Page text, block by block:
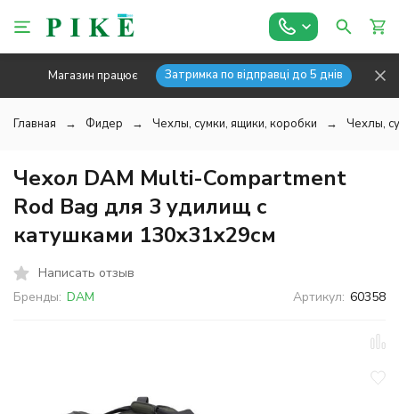
Магазин працює Затримка по відправці до 5 днів
Главная Фидер Чехлы, сумки, ящики, коробки Чехлы,
Чехол DAM Multi-Compartment
Rod Bag для 3 удилищ с
катушками 130x31х29см
Написать отзыв
Бренды: DAM Артикул: 60358